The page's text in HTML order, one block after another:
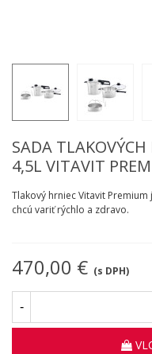
SADA
4,5L VITAVIT
Tlakový hrniec Vitavit
chcú variť rýchlo a zdravo.
470,00 € (s DPH)
-